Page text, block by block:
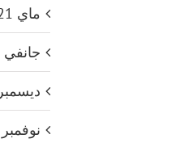
ماي 2021 (1)
جانفي 2021 (6)
ديسمبر 2020 (2)
نوفمبر 2020 (1)